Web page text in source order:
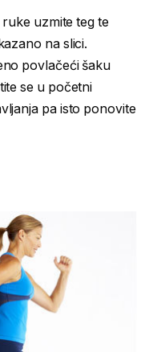
uzmite teg te
na slici.
povlačeći šaku
se u početni
pa isto ponovite